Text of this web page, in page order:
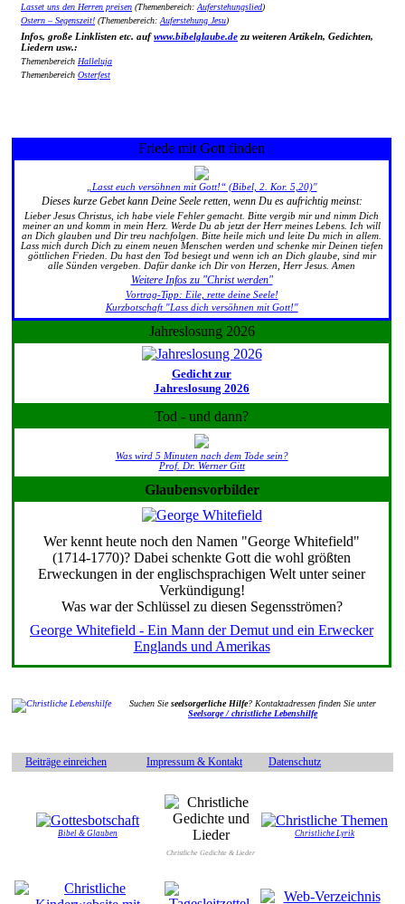
Lasset uns den Herren preisen (Themenbereich:Auferstehungslied)
Ostern – Segenszeit! (Themenbereich:Auferstehung Jesu)
Infos, große Linklisten etc. aufwww.bibelglaube.de zu weiteren Artikeln, Gedichten,
Liedern usw.:
Themenbereich Halleluja
Themenbereich Osterfest
Friede mit Gott finden
„Lasst euch versöhnen mit Gott!“ (Bibel, 2. Kor. 5,20)"
Dieses kurze Gebet kann Deine Seele retten, wenn Du es aufrichtig meinst:
Lieber Jesus Christus, ich habe viele Fehler gemacht. Bitte vergib mir und nimm Dich
meiner an und komm in mein Herz. Werde Du ab jetzt der Herr meines Lebens. Ich will
an Dich glauben und Dir treu nachfolgen. Bitte heile mich und leite Du mich in allem.
Lass mich durch Dich zu einem neuen Menschen werden und schenke mir Deinen tiefen
göttlichen Frieden. Du hast den Tod besiegt und wenn ich an Dich glaube, sind mir
alle Sünden vergeben. Dafür danke ich Dir von Herzen, Herr Jesus. Amen
Weitere Infos zu "Christ werden"
Vortrag-Tipp: Eile, rette deine Seele!
Kurzbotschaft "Lass dich versöhnen mit Gott!"
Jahreslosung 2026
Gedicht zur
Jahreslosung 2026
Tod - und dann?
Was wird 5 Minuten nach dem Tode sein?
Prof. Dr. Werner Gitt
Glaubensvorbilder
Wer kennt heute noch den Namen "George Whitefield"
(1714-1770)? Dabei schenkte Gott die wohl größten
Erweckungen in der englischsprachigen Welt unter seiner
Verkündigung!
Was war der Schlüssel zu diesen Segensströmen?
George Whitefield - Ein Mann der Demut und ein Erwecker
Englands und Amerikas
Suchen Sieseelsorgerliche Hilfe? Kontaktadressen finden Sie unter
Seelsorge / christliche Lebenshilfe
Beiträge einreichen Impressum & Kontakt Datenschutz
Bibel & Glauben
Christliche Gedichte & Lieder
Christliche Lyrik